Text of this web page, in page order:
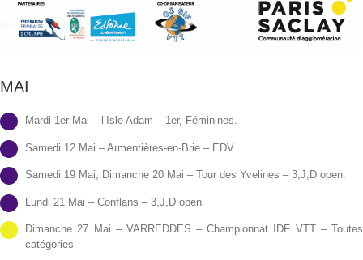
MAI
Mardi 1er Mai – l’Isle Adam – 1er, Féminines.
Samedi 12 Mai – Armentières-en-Brie – EDV
Samedi 19 Mai, Dimanche 20 Mai – Tour des Yvelines – 3,J,D open.
Lundi 21 Mai – Conflans – 3,J,D open
Dimanche 27 Mai – VARREDDES – Championnat IDF VTT – Toutes
catégories